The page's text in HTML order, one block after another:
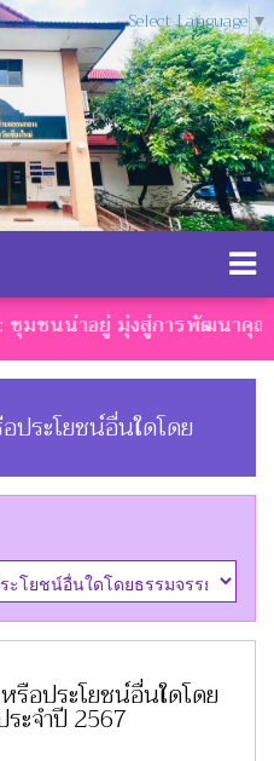
Select Language ▼
มชนน่าอยู่ มุ่งสู่การพัฒนาคุณภ
ประโยชน์อื่นใดโดย
รือประโยชน์อื่นใดโดย
ะจำปี 2567